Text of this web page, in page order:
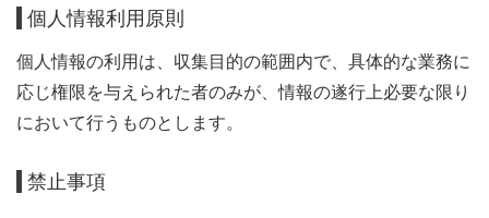
個人情報利用原則
個人情報の利用は、収集目的の範囲内で、具体的な業務に
応じ権限を与えられた者のみが、情報の遂行上必要な限り
において行うものとします。
禁止事項